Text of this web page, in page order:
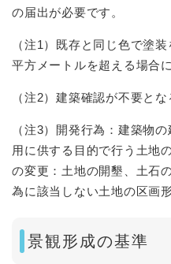
の届出が必要です。
（注1）既存と同じ色で塗
平方メートルを超える場合
（注2）建築確認が不要と
（注3）開発行為：建築物
用に供する目的で行う土地
の変更：土地の開墾、土石
為に該当しない土地の区画
景観形成の基準